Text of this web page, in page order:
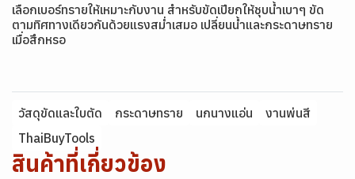
เลือกเบอร์ทรายให้เหมาะกับงาน สำหรับขัดเปียกให้ชุบน้ำเบาๆ ขัด
ตามทิศทางเดียวกันด้วยแรงสม่ำเสมอ เปลี่ยนน้ำและกระดาษทราย
เมื่อสึกหรอ
วัสดุขัดและใบตัด กระดาษทราย นกนางแอ่น
งานพ่นสี
ThaiBuyTools
สินค้าที่เกี่ยวข้อง